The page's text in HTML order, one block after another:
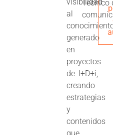
Técnico
al
generado
en
proyectos
de I+D+i,
creando
estrategias
y
contenidos